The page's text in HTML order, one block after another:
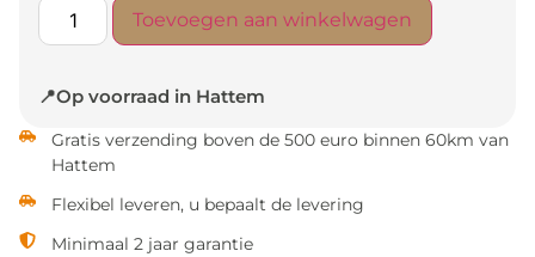
Toevoegen aan winkelwagen
📍Op voorraad in Hattem
Gratis verzending boven de 500 euro binnen 60km van
Hattem
Flexibel leveren, u bepaalt de levering
Minimaal 2 jaar garantie